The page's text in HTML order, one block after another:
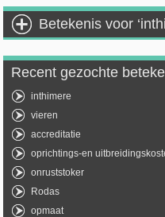
Betekenis voor
Recent gezochte
inthimere
vieren
accreditatie
oprichtings-en
onruststoker
Rodas
opmaat